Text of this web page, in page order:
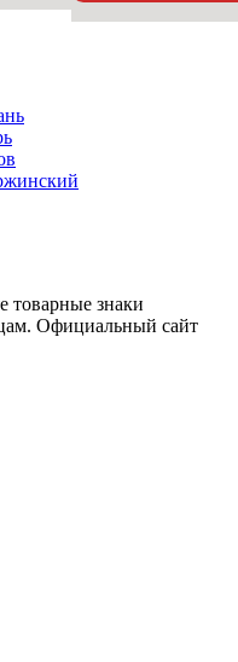
товарные знаки
Официальный сайт